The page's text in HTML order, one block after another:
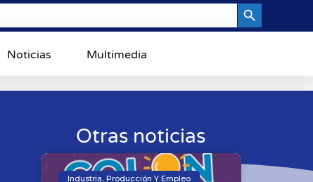
Noticias Multimedia
Otras noticias
Industria, Producción Y Empleo